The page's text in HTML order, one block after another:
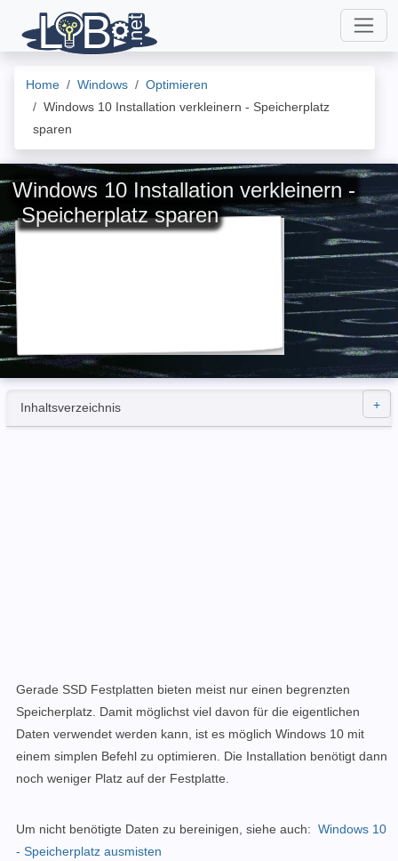
Home Windows
Optimieren
Windows 10 Installation verkleinern - Speicherplatz
sparen
Windows 10 Installation verkleinern -
Speicherplatz sparen
Inhaltsverzeichnis
Gerade SSD Festplatten bieten meist nur einen begrenzten
Speicherplatz. Damit möglichst viel davon für die eigentlichen
Daten verwendet werden kann, ist es möglich Windows 10 mit
einem simplen Befehl zu optimieren. Die Installation benötigt dann
noch weniger Platz auf der Festplatte.
Um nicht benötigte Daten zu bereinigen, siehe auch: Windows 10
- Speicherplatz ausmisten